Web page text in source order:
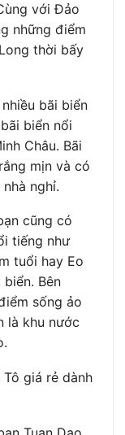
với Đảo
những điểm
thời bấy
bãi biển
biển nổi
Châu. Bãi
mịn và có
nghỉ.
cũng có
tiếng như
tuổi hay Eo
Bên
sống ảo
là khu nước
giá rẻ dành